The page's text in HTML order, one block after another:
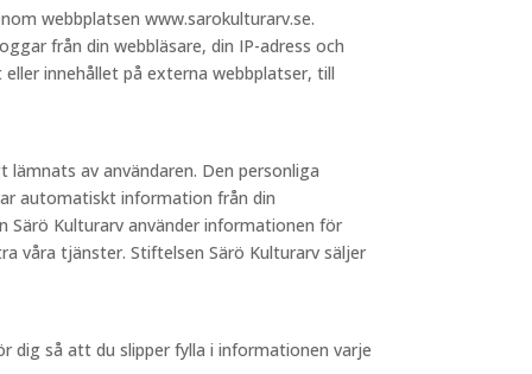
webbplatsen www.sarokulturarv.se.
från din webbläsare, din IP-adress och
innehållet på externa webbplatser, till
av användaren. Den personliga
automatiskt information från din
Särö Kulturarv använder informationen för
våra tjänster. Stiftelsen Särö Kulturarv säljer
dig så att du slipper fylla i informationen varje